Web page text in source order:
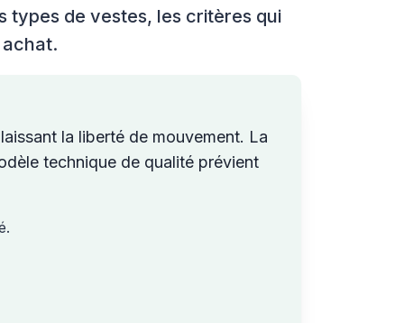
types de vestes, les critères qui
la liberté de mouvement. La
technique de qualité prévient